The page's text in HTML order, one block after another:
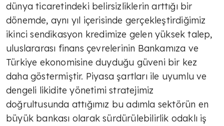
dünya ticaretindeki belirsizliklerin arttığı bir
dönemde, aynı yıl içerisinde gerçekleştirdiğimiz
ikinci sendikasyon kredimize gelen yüksek talep,
uluslararası finans çevrelerinin Bankamıza ve
Türkiye ekonomisine duyduğu güveni bir kez
daha göstermiştir. Piyasa şartları ile uyumlu ve
dengeli likidite yönetimi stratejimiz
doğrultusunda attığımız bu adımla sektörün en
büyük bankası olarak sürdürülebilirlik odaklı iş